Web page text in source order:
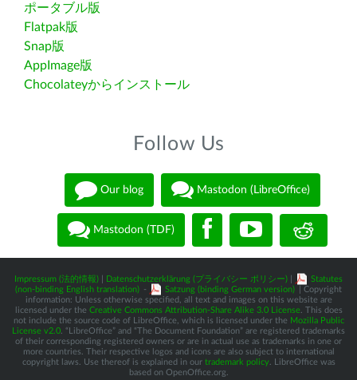
ポータブル版
Flatpak版
Snap版
AppImage版
Chocolateyからインストール
Follow Us
Our blog Mastodon (LibreOffice)
Mastodon (TDF)
Impressum (法的情報) Datenschutzerklärung (プライバシー ポリシー)
Statutes
(non-binding English translation) - Satzung (binding German version)
| Copyright
information: Unless otherwise specified, all text and images on this website are
licensed under the Creative Commons Attribution-Share Alike 3.0 License. This does
not include the source code of LibreOffice, which is licensed under the Mozilla Public
License v2.0 . “LibreOffice” and “The Document Foundation” are registered trademarks
of their corresponding registered owners or are in actual use as trademarks in one or
more countries. Their respective logos and icons are also subject to international
copyright laws. Use thereof is explained in our trademark policy. LibreOffice was
based on OpenOffice.org.